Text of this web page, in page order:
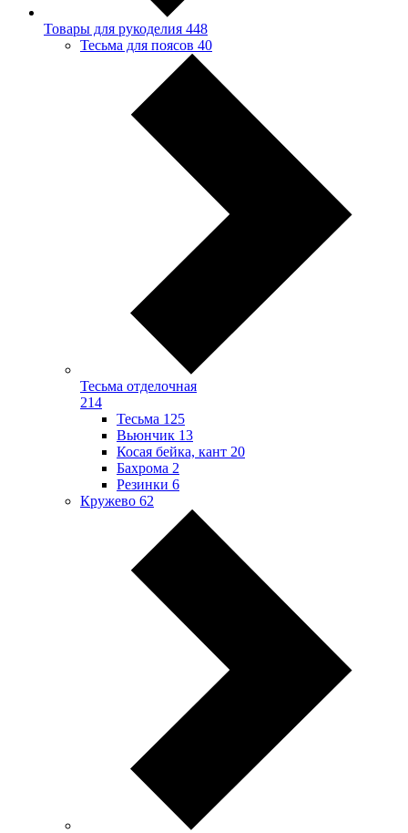
Товары для рукоделия 448
Тесьма для поясов 40
Тесьма отделочная
214
Тесьма 125
Вьюнчик 13
Косая бейка, кант 20
Бахрома 2
Резинки 6
Кружево 62